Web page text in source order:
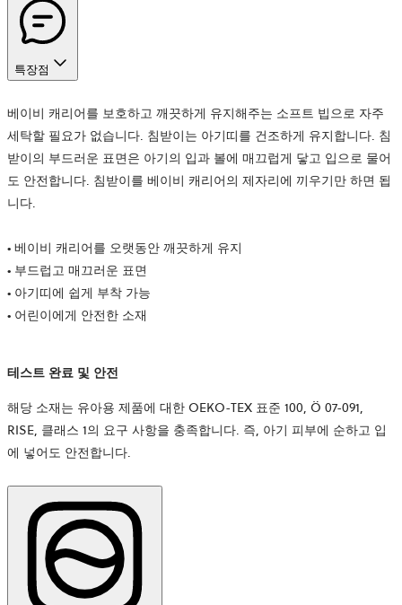
특장점
베이비 캐리어를 보호하고 깨끗하게 유지해주는 소프트 빕으로 자주
세탁할 필요가 없습니다. 침받이는 아기띠를 건조하게 유지합니다. 침
받이의 부드러운 표면은 아기의 입과 볼에 매끄럽게 닿고 입으로 물어
도 안전합니다. 침받이를 베이비 캐리어의 제자리에 끼우기만 하면 됩
니다.
• 베이비 캐리어를 오랫동안 깨끗하게 유지
• 부드럽고 매끄러운 표면
• 아기띠에 쉽게 부착 가능
• 어린이에게 안전한 소재
테스트 완료 및 안전
해당 소재는 유아용 제품에 대한 OEKO-TEX 표준 100, Ö 07-091,
RISE, 클래스 1의 요구 사항을 충족합니다. 즉, 아기 피부에 순하고 입
에 넣어도 안전합니다.